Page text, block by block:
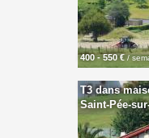
400 - 550 €/
T3 dans
Saint-Pée-